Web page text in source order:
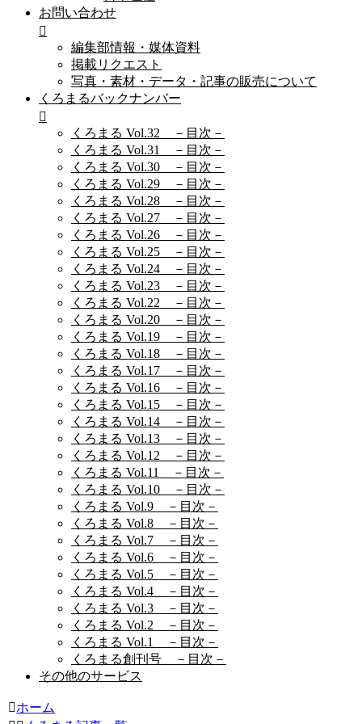
お問い合わせ
編集部情報・媒体資料
掲載リクエスト
写真・素材・データ・記事の販売について
くろまるバックナンバー
くろまる Vol.32 －目次－
くろまる Vol.31 －目次－
くろまる Vol.30 －目次－
くろまる Vol.29 －目次－
くろまる Vol.28 －目次－
くろまる Vol.27 －目次－
くろまる Vol.26 －目次－
くろまる Vol.25 －目次－
くろまる Vol.24 －目次－
くろまる Vol.23 －目次－
くろまる Vol.22 －目次－
くろまる Vol.20 －目次－
くろまる Vol.19 －目次－
くろまる Vol.18 －目次－
くろまる Vol.17 －目次－
くろまる Vol.16 －目次－
くろまる Vol.15 －目次－
くろまる Vol.14 －目次－
くろまる Vol.13 －目次－
くろまる Vol.12 －目次－
くろまる Vol.11 －目次－
くろまる Vol.10 －目次－
くろまる Vol.9 －目次－
くろまる Vol.8 －目次－
くろまる Vol.7 －目次－
くろまる Vol.6 －目次－
くろまる Vol.5 －目次－
くろまる Vol.4 －目次－
くろまる Vol.3 －目次－
くろまる Vol.2 －目次－
くろまる Vol.1 －目次－
くろまる創刊号 －目次－
その他のサービス
ホーム